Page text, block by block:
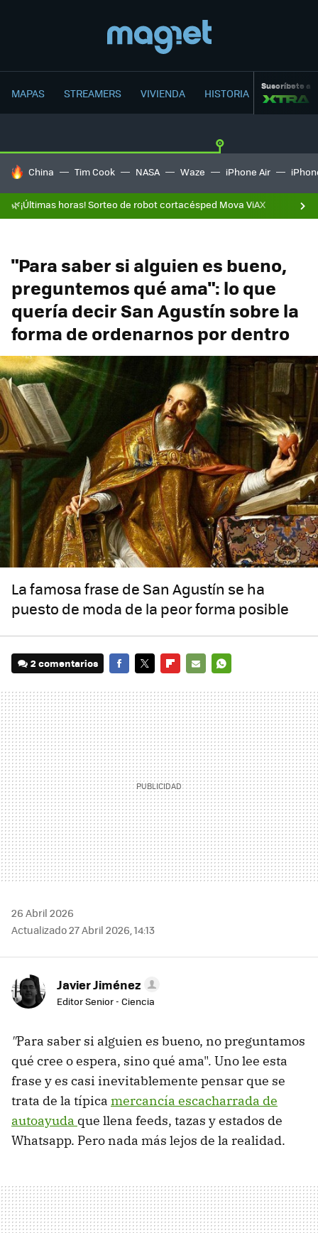
MAPAS STREAMERS VIVIENDA HISTORIA Suscríbete a
HOY SE HABLA DE
China Tim Cook NASA Waze iPhone Air
🌿¡Últimas horas! Sorteo de robot cortacésped Mova ViAX
"Para saber si alguien es bueno,
preguntemos qué ama": lo que
quería decir San Agustín sobre la
forma de ordenarnos por dentro
La famosa frase de San Agustín se ha
puesto de moda de la peor forma posible
2 comentarios
MAIL
26 Abril 2026
Actualizado 27 Abril 2026, 14:13
Javier Jiménez
Editor Senior - Ciencia
"Para saber si alguien es bueno, no preguntamos
qué cree o espera, sino qué ama". Uno lee esta
frase y es casi inevitablemente pensar que se
trata de la típica mercancía escacharrada de
autoayuda que llena feeds, tazas y estados de
Whatsapp. Pero nada más lejos de la realidad.